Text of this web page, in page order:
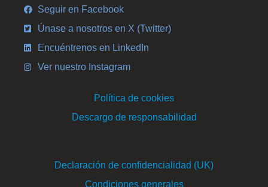
Seguir en Facebook
Únase a nosotros en X (Twitter)
Encuéntrenos en LinkedIn
Ver nuestro Instagram
Política de cookies
Descargo de responsabilidad
Declaración de confidencialidad (UK)
Condiciones generales